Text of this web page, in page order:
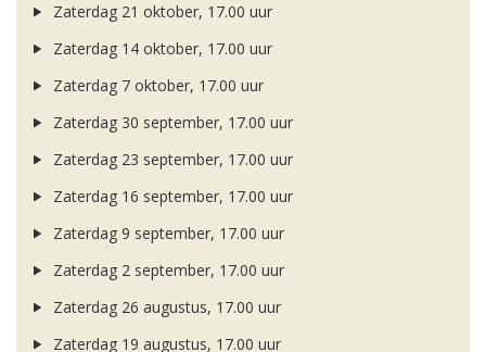
Zaterdag 21 oktober, 17.00 uur
Zaterdag 14 oktober, 17.00 uur
Zaterdag 7 oktober, 17.00 uur
Zaterdag 30 september, 17.00 uur
Zaterdag 23 september, 17.00 uur
Zaterdag 16 september, 17.00 uur
Zaterdag 9 september, 17.00 uur
Zaterdag 2 september, 17.00 uur
Zaterdag 26 augustus, 17.00 uur
Zaterdag 19 augustus, 17.00 uur